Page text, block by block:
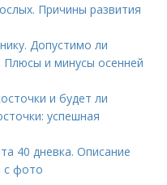
Причины развития
Допустимо ли
Плюсы и минусы осенней
и будет ли
успешная
40 дневка. Описание
с фото